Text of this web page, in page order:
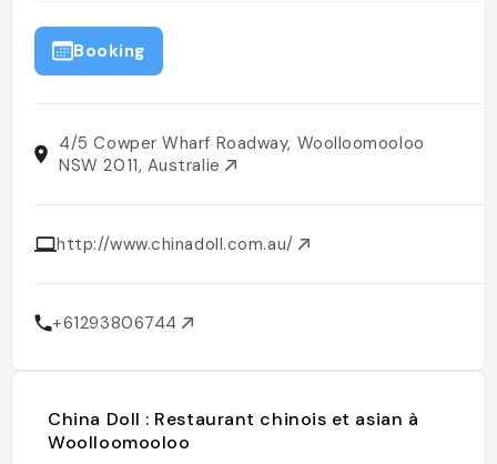
Booking
4/5 Cowper Wharf Roadway, Woolloomooloo
NSW 2011, Australie
http://www.chinadoll.com.au/
+61293806744
China Doll : Restaurant chinois et asian à
Woolloomooloo